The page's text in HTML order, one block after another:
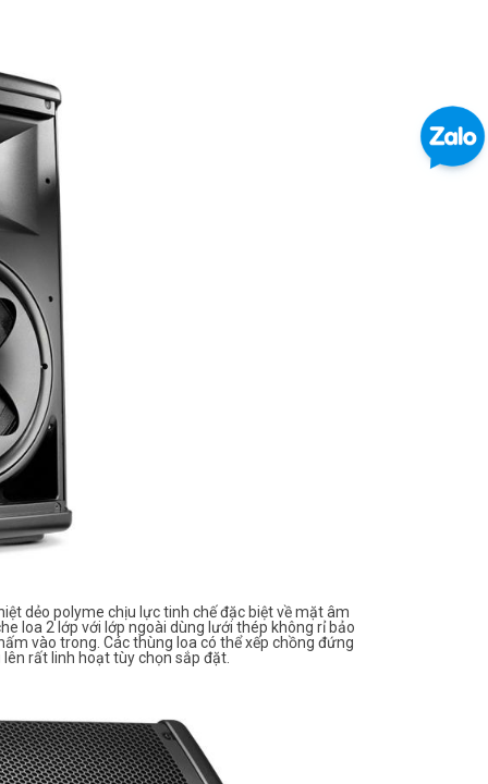
dẻo polyme chịu lực tinh chế đặc biệt về mặt âm
loa 2 lớp với lớp ngoài dùng lưới thép không rỉ bảo
vào trong. Các thùng loa có thể xếp chồng đứng
rất linh hoạt tùy chọn sắp đặt.